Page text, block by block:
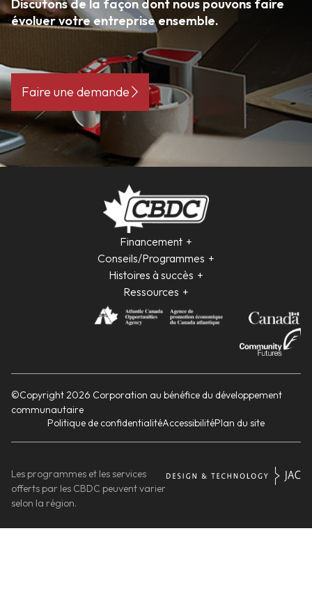
Discutons de la façon dont nous pouvons faire
évoluer votre entreprise ensemble.
Faire une demande
Financement
Conseils/Programmes
Histoires à succès
Ressources
©Copyright 2026 Corporation au bénéfice du développement
communautaire
Politique de confidentialitéAccessibilitéPlan du site
Les programmes et les services
offerts par les CBDC peuvent varier
selon la région.